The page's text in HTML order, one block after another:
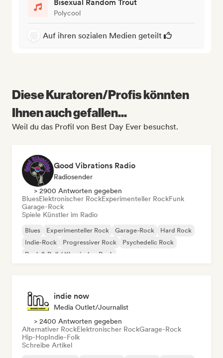
Bisexual Random Trout
Polycool
Auf ihren sozialen Medien geteilt
Diese Kuratoren/Profis könnten
Ihnen auch gefallen...
Weil du das Profil von Best Day Ever besuchst.
Good Vibrations Radio
Radiosender
> 2900 Antworten gegeben
BluesElektronischer RockExperimenteller RockFunk
Garage-Rock
Spiele Künstler im Radio
Blues Experimenteller Rock Garage-Rock
Hard Rock
Indie-Rock
Progressiver Rock
Psychedelic Rock
Rock & Roll / Klassischer Rock
indie now
Media Outlet/Journalist
> 2400 Antworten gegeben
Alternativer RockElektronischer RockGarage-Rock
Hip-HopIndie-Folk
Schreibe Artikel